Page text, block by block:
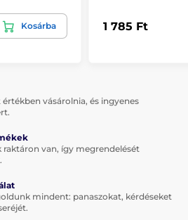
Kosárba 1 785 Ft
értékben vásárolnia, és ingyenes
van, így megrendelését
mindent: panaszokat, kérdéseket